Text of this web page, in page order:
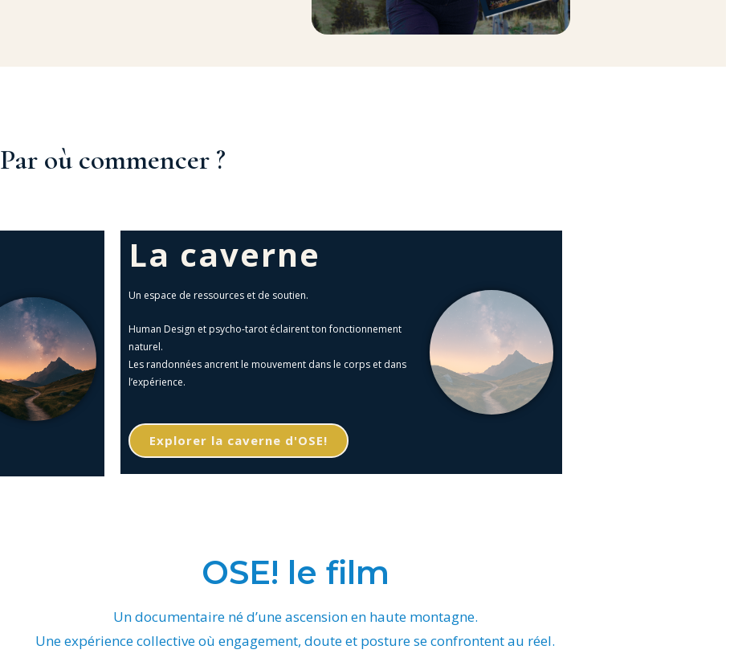
Par où commencer ?
La caverne
Un espace de ressources et de soutien.
Human Design et psycho-tarot éclairent ton fonctionnement
naturel.
Les randonnées ancrent le mouvement dans le corps et dans
l’expérience.
Explorer la caverne d'OSE!
OSE! le film
Un documentaire né d’une ascension en haute montagne.
Une expérience collective où engagement, doute et posture se confrontent au réel.